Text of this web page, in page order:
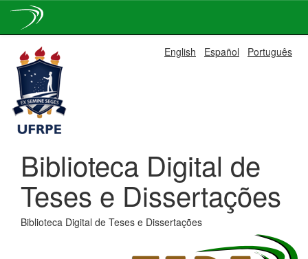
navigation
English Español Português
Biblioteca Digital de
Teses e Dissertações
Biblioteca Digital de Teses e Dissertações